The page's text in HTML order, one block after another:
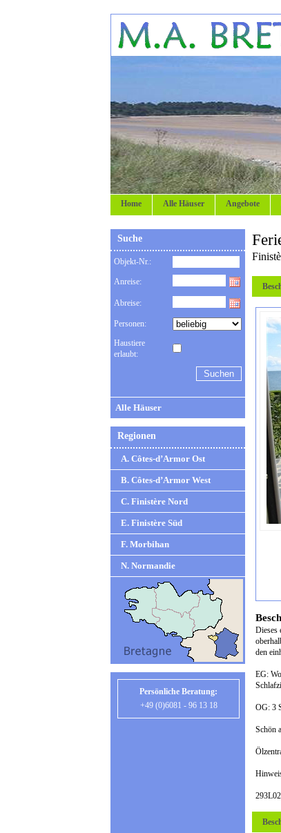
Home Alle Häuser Angebote
Suche
Objekt-Nr.:
Anreise:
Abreise:
Personen:
Haustiere
erlaubt:
Alle Häuser
Regionen
A. Côtes-d’Armor Ost
B. Côtes-d’Armor West
C. Finistère Nord
E. Finistère Süd
F. Morbihan
N. Normandie
Persönliche Beratung:
+49 (0)6081 - 96 13 18
Dieses
den
EG:
OG: 3
Schön